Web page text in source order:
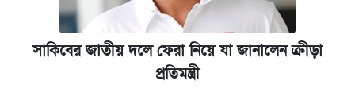
সাকিবের জাতীয় দলে ফেরা নিয়ে যা জানালেন ক্রীড়া
প্রতিমন্ত্রী